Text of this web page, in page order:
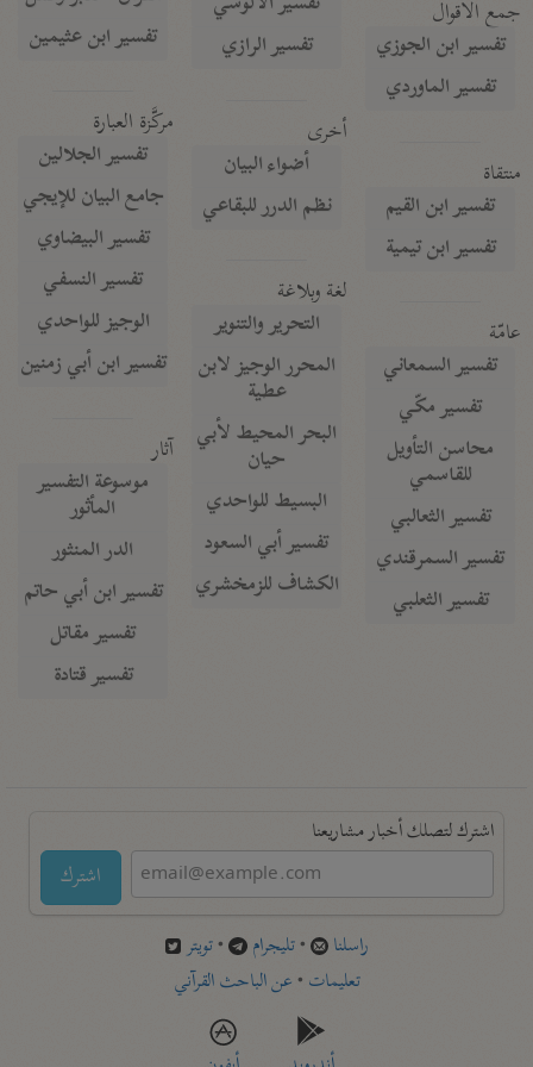
جمع الأقوال
تفسير ابن الجوزي
تفسير الماوردي
منتقاة
تفسير ابن القيم
تفسير ابن تيمية
عامّة
تفسير السمعاني
تفسير مكّي
محاسن التأويل
للقاسمي
تفسير الثعالبي
تفسير السمرقندي
تفسير الثعلبي
تفسير الرازي
أخرى
أضواء البيان
نظم الدرر للبقاعي
لغة وبلاغة
التحرير والتنوير
المحرر الوجيز لابن
عطية
البحر المحيط لأبي
حيان
البسيط للواحدي
تفسير أبي السعود
الكشاف للزمخشري
تفسير ابن عثيمين
مركَّزة العبارة
تفسير الجلالين
جامع البيان للإيجي
تفسير البيضاوي
تفسير النسفي
الوجيز للواحدي
تفسير ابن أبي زمنين
آثار
موسوعة التفسير
المأثور
الدر المنثور
تفسير ابن أبي حاتم
تفسير مقاتل
تفسير قتادة
اشترك لتصلك أخبار مشاريعنا
اشترك
راسلنا •تليجرام •تويتر
تعليمات •عن الباحث القرآني